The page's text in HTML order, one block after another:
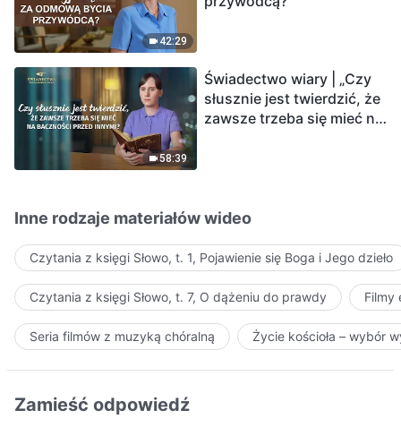
42:29
58:39
Świadectwo wiary | „Czy
słusznie jest twierdzić, że
zawsze trzeba się mieć na
Inne rodzaje materiałów wideo
Czytania z księgi Słowo, t. 1, Pojawienie się Boga i Jego dzieło
Czytania z księgi Słowo, t. 7, O dążeniu do prawdy Filmy
Seria filmów z muzyką chóralną Życie kościoła – wybór
Zamieść odpowiedź